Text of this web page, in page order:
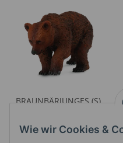
Wie wir Cookies &
BRAUNBÄRJUNGES (S)
sichtbar